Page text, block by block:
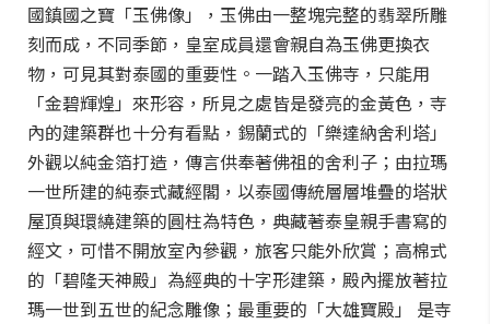
國鎮國之寶「玉佛像」，玉佛由一整塊完整的翡翠所雕
刻而成，不同季節，皇室成員還會親自為玉佛更換衣
物，可見其對泰國的重要性。一踏入玉佛寺，只能用
「金碧輝煌」來形容，所見之處皆是發亮的金黃色，寺
內的建築群也十分有看點，錫蘭式的「樂達納舍利塔」
外觀以純金箔打造，傳言供奉著佛祖的舍利子；由拉瑪
一世所建的純泰式藏經閣，以泰國傳統層層堆疊的塔狀
屋頂與環繞建築的圓柱為特色，典藏著泰皇親手書寫的
經文，可惜不開放室內參觀，旅客只能外欣賞；高棉式
的「碧隆天神殿」為經典的十字形建築，殿內擺放著拉
瑪一世到五世的紀念雕像；最重要的「大雄寶殿」 是寺